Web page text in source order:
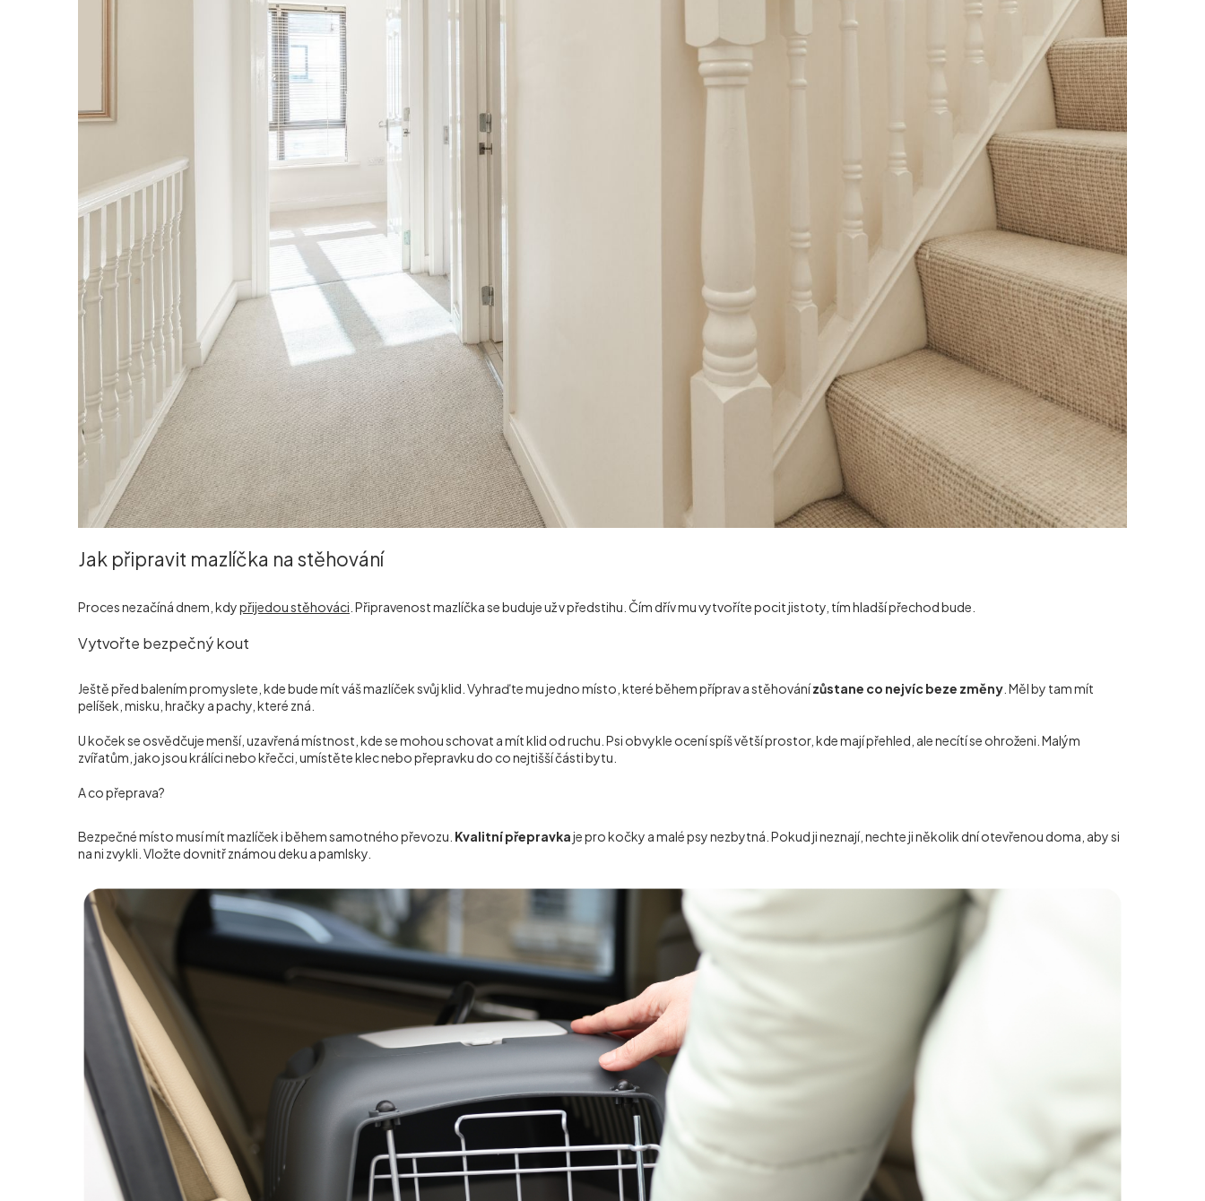
Jak připravit mazlíčka na stěhování
Proces nezačíná dnem, kdypřijedou stěhováci . Připravenost mazlíčka se buduje už v předstihu. Čím dřív mu vytvoříte pocit jistoty, tím hladší přechod bude.
Vytvořte bezpečný kout
Ještě před balením promyslete, kde bude mít váš mazlíček svůj klid. Vyhraďte mu jedno místo, které během příprav a stěhovánízůstane co nejvíc beze změny . Měl by tam mít
pelíšek, misku, hračky a pachy, které zná.
U koček se osvědčuje menší, uzavřená místnost, kde se mohou schovat a mít klid od ruchu. Psi obvykle ocení spíš větší prostor, kde mají přehled, ale necítí se ohroženi. Malým
zvířatům, jako jsou králíci nebo křečci, umístěte klec nebo přepravku do co nejtišší části bytu.
A co přeprava?
Bezpečné místo musí mít mazlíček i během samotného převozu. Kvalitní přepravkaje pro kočky a malé psy nezbytná. Pokud ji neznají, nechte ji několik dní otevřenou doma, aby si
na ni zvykli. Vložte dovnitř známou deku a pamlsky.